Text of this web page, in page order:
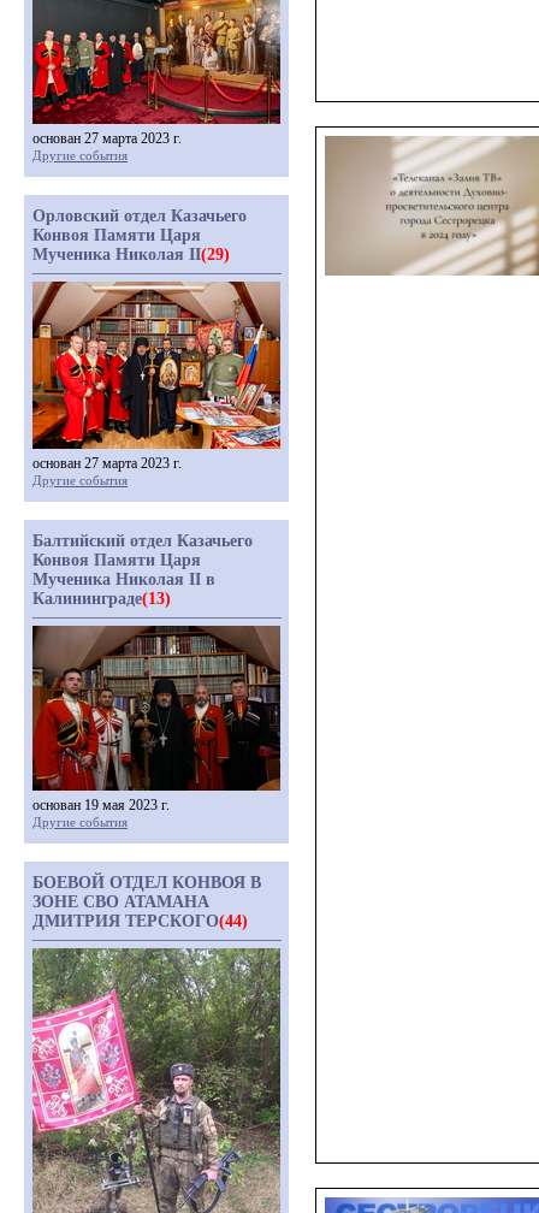
основан 27 марта 2023 г.
Другие события
Орловский отдел Казачьего
Конвоя Памяти Царя
Мученика Николая II(29)
основан 27 марта 2023 г.
Другие события
Балтийский отдел Казачьего
Конвоя Памяти Царя
Мученика Николая II в
Калининграде(13)
основан 19 мая 2023 г.
Другие события
БОЕВОЙ ОТДЕЛ КОНВОЯ В
ЗОНЕ СВО АТАМАНА
ДМИТРИЯ ТЕРСКОГО(44)